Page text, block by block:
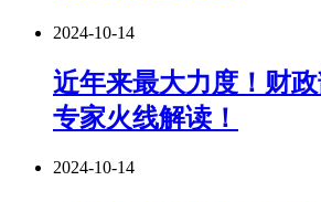
2024-10-14
近年来最大力度！财政
专家火线解读！
2024-10-14